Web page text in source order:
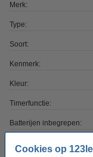
Cookies op
Merk:
Type:
Soort:
Kenmerk:
Kleur:
Timerfunctie:
Batterijen inbegrepen: